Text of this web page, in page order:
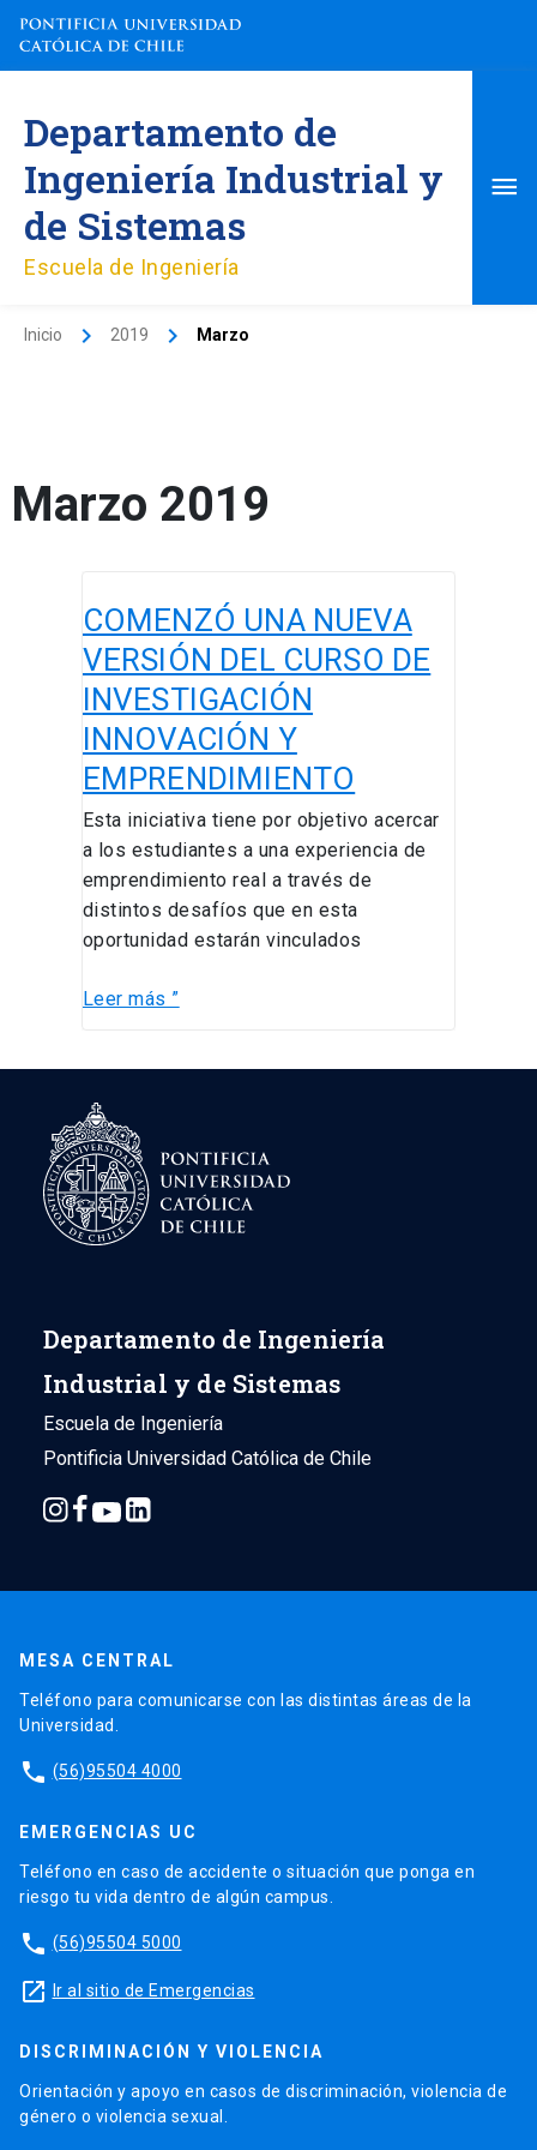
contenido
Departamento de
Ingeniería Industrial y
de Sistemas
Escuela de Ingeniería
Inicio 2019 Marzo
Marzo 2019
COMENZÓ UNA NUEVA
VERSIÓN DEL CURSO DE
INVESTIGACIÓN
INNOVACIÓN Y
EMPRENDIMIENTO
Esta iniciativa tiene por objetivo acercar
a los estudiantes a una experiencia de
emprendimiento real a través de
distintos desafíos que en esta
oportunidad estarán vinculados
UNA
NUEVA
VERSIÓN
DEL
CURSO
DE
INVESTIGACIÓN
INNOVACIÓN
Y
EMPRENDIMIENTO
Leer más ”
Departamento de Ingeniería
Industrial y de Sistemas
Escuela de Ingeniería
Pontificia Universidad Católica de Chile
MESA CENTRAL
Teléfono para comunicarse con las distintas áreas de la
Universidad.
phone (56)95504 4000
EMERGENCIAS UC
Teléfono en caso de accidente o situación que ponga en
riesgo tu vida dentro de algún campus.
phone (56)95504 5000
launch Ir al sitio de Emergencias
DISCRIMINACIÓN Y VIOLENCIA
Orientación y apoyo en casos de discriminación, violencia de
género o violencia sexual.